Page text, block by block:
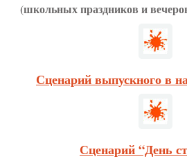
(школьных праздников и
Сценарий выпускного в
Сценарий “День